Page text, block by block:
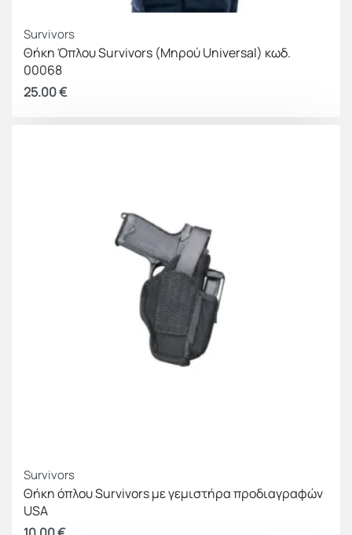
Survivors
Θήκη Όπλου Survivors (Μηρού Universal) κωδ.
00068
25.00€
Survivors
Θήκη όπλου Survivors με γεμιστήρα προδιαγραφών
USA